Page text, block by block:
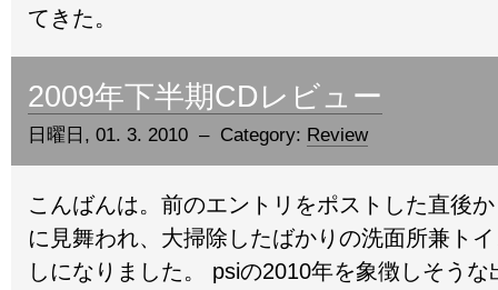
てきた。
2009年下半期CDレビュー
日曜日, 01. 3. 2010 – Category: Review
こんばんは。前のエントリをポストした直後
に見舞われ、大掃除したばかりの洗面所兼ト
しになりました。 psiの2010年を象徴しそう